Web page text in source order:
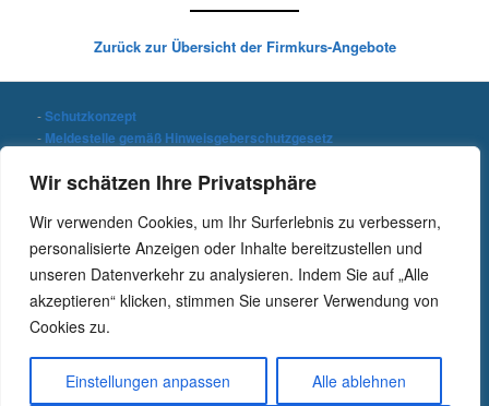
Wir schätzen Ihre Privatsphäre
Wir verwenden Cookies, um Ihr Surferlebnis zu verbessern,
personalisierte Anzeigen oder Inhalte bereitzustellen und
unseren Datenverkehr zu analysieren. Indem Sie auf „Alle
akzeptieren“ klicken, stimmen Sie unserer Verwendung von
Cookies zu.
Einstellungen anpassen Alle ablehnen
Zurück zur Übersicht der Firmkurs-Angebote
-Schutzkonzept
- Meldestelle gemäß Hinweisgeberschutzgesetz
-Impressum
Stichwort suchen
S
u
c
e
n